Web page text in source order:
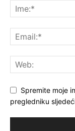
Spremite moje
pregledniku